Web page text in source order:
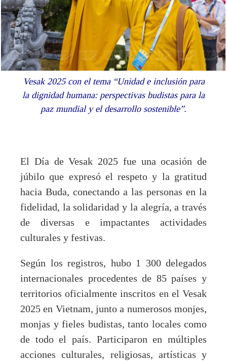
Vesak 2025 con el tema “Unidad e inclusión para
la dignidad humana: perspectivas budistas para la
paz mundial y el desarrollo sostenible”.
El Día de Vesak 2025 fue una ocasión de
júbilo que expresó el respeto y la gratitud
hacia Buda, conectando a las personas en la
fidelidad, la solidaridad y la alegría, a través
de diversas e impactantes actividades
culturales y festivas.
Según los registros, hubo 1 300 delegados
internacionales procedentes de 85 países y
territorios oficialmente inscritos en el Vesak
2025 en Vietnam, junto a numerosos monjes,
monjas y fieles budistas, tanto locales como
de todo el país. Participaron en múltiples
acciones culturales, religiosas, artísticas y